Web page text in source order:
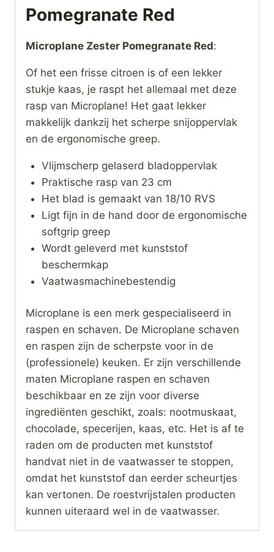
Pomegranate Red
Microplane Zester Pomegranate Red:
Of het een frisse citroen is of een lekker
stukje kaas, je raspt het allemaal met deze
rasp van Microplane! Het gaat lekker
makkelijk dankzij het scherpe snijoppervlak
en de ergonomische greep.
Vlijmscherp gelaserd bladoppervlak
Praktische rasp van 23 cm
Het blad is gemaakt van 18/10 RVS
Ligt fijn in de hand door de ergonomische
softgrip greep
Wordt geleverd met kunststof
beschermkap
Vaatwasmachinebestendig
Microplane is een merk gespecialiseerd in
raspen en schaven. De Microplane schaven
en raspen zijn de scherpste voor in de
(professionele) keuken. Er zijn verschillende
maten Microplane raspen en schaven
beschikbaar en ze zijn voor diverse
ingrediënten geschikt, zoals: nootmuskaat,
chocolade, specerijen, kaas, etc. Het is af te
raden om de producten met kunststof
handvat niet in de vaatwasser te stoppen,
omdat het kunststof dan eerder scheurtjes
kan vertonen. De roestvrijstalen producten
kunnen uiteraard wel in de vaatwasser.